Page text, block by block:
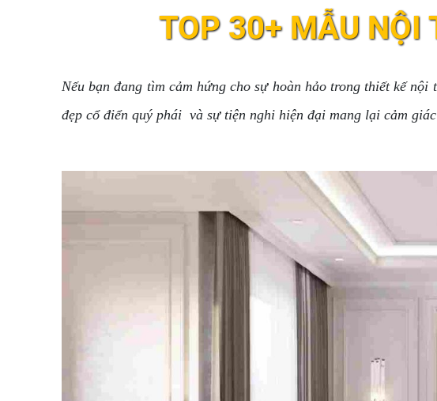
TOP 30+ MẪU NỘI
Nếu bạn đang tìm cảm hứng cho sự hoàn hảo trong thiết kế
đẹp cổ điển quý phái và sự tiện nghi hiện đại mang lại cảm